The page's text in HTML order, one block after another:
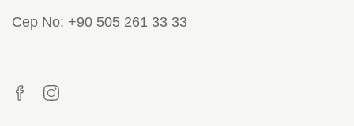
Cep No: +90 505 261 33 33